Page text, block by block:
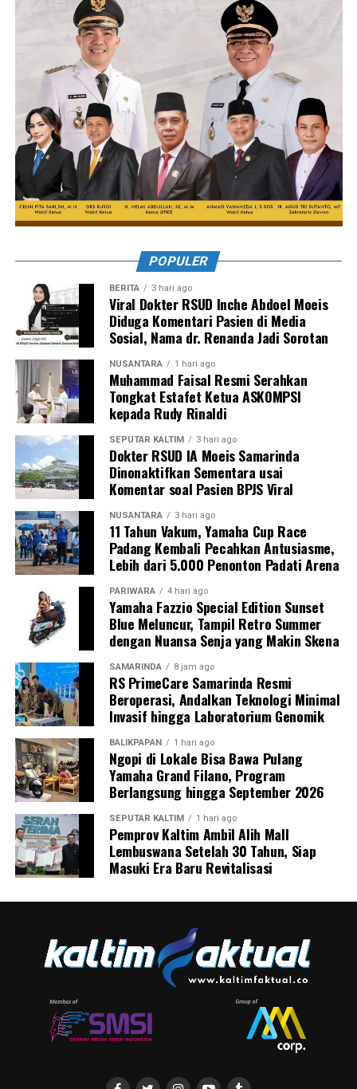
POPULER
BERITA 3 hari ago
Viral Dokter RSUD Inche Abdoel Moeis
Diduga Komentari Pasien di Media
Sosial, Nama dr. Renanda Jadi Sorotan
NUSANTARA 1 hari ago
Muhammad Faisal Resmi Serahkan
Tongkat Estafet Ketua ASKOMPSI
kepada Rudy Rinaldi
SEPUTAR KALTIM 3 hari ago
Dokter RSUD IA Moeis Samarinda
Dinonaktifkan Sementara usai
Komentar soal Pasien BPJS Viral
NUSANTARA 3 hari ago
11 Tahun Vakum, Yamaha Cup Race
Padang Kembali Pecahkan Antusiasme,
Lebih dari 5.000 Penonton Padati Arena
PARIWARA 4 hari ago
Yamaha Fazzio Special Edition Sunset
Blue Meluncur, Tampil Retro Summer
dengan Nuansa Senja yang Makin Skena
SAMARINDA 8 jam ago
RS PrimeCare Samarinda Resmi
Beroperasi, Andalkan Teknologi Minimal
Invasif hingga Laboratorium Genomik
BALIKPAPAN 1 hari ago
Ngopi di Lokale Bisa Bawa Pulang
Yamaha Grand Filano, Program
Berlangsung hingga September 2026
SEPUTAR KALTIM 1 hari ago
Pemprov Kaltim Ambil Alih Mall
Lembuswana Setelah 30 Tahun, Siap
Masuki Era Baru Revitalisasi